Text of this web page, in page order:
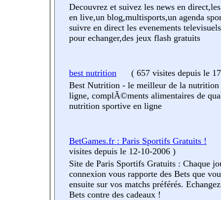
Decouvrez et suivez les news en
en live,un blog,multisports,un agenda
suivre en direct les evenements
pour echanger,des jeux flash gratuits
best nutrition ( 657 visites depuis le
Best Nutrition - le meilleur de la nutrition
ligne, complÃ©ments alimentaires de
nutrition sportive en ligne
BetGames.fr : Paris Sportifs Gratuits !
visites depuis le 12-10-2006 )
Site de Paris Sportifs Gratuits : Chaque
connexion vous rapporte des Bets que
ensuite sur vos matchs préférés.
Bets contre des cadeaux !